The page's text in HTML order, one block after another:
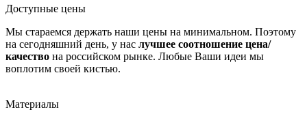
Доступные цены
Мы стараемся держать наши цены на минимальном. Поэтому
на сегодняшний день, у нас лучшее соотношение цена/
качество на российском рынке. Любые Ваши идеи мы
воплотим своей кистью.
Материалы